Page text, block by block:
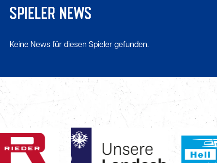
SPIELER NEWS
Keine News für diesen Spieler gefunden.